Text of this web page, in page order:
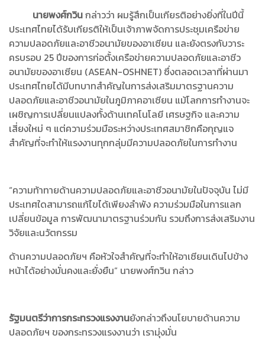
นายพงศ์กวินกล่าวว่า ผมรู้สึกเป็นเกียรติอย่างยิ่งที่ในปีนี้
ประเทศไทยได้รับเกียรติให้เป็นเจ้าภาพจัดการประชุมเครือข่าย
ความปลอดภัยและอาชีวอนามัยของอาเซียน และยังตรงกับวาระ
ครบรอบ 25 ปีของการก่อตั้งเครือข่ายความปลอดภัยและอาชีว
อนามัยของอาเซียน (ASEAN-OSHNET) ซึ่งตลอดเวลาที่ผ่านมา
ประเทศไทยได้มีบทบาทสำคัญในการส่งเสริมมาตรฐานความ
ปลอดภัยและอาชีวอนามัยในภูมิภาคอาเซียน แม้โลกการทำงานจะ
เผชิญการเปลี่ยนแปลงทั้งด้านเทคโนโลยี เศรษฐกิจ และความ
เสี่ยงใหม่ ๆ แต่ความร่วมมือระหว่างประเทศสมาชิกคือกุญแจ
สำคัญที่จะทำให้แรงงานทุกกลุ่มมีความปลอดภัยในการทำงาน
“ความท้าทายด้านความปลอดภัยและอาชีวอนามัยในปัจจุบัน ไม่มี
ประเทศใดสามารถแก้ไขได้เพียงลำพัง ความร่วมมือในการแลก
เปลี่ยนข้อมูล การพัฒนามาตรฐานร่วมกัน รวมถึงการส่งเสริมงาน
วิจัยและนวัตกรรม
ด้านความปลอดภัยฯ คือหัวใจสำคัญที่จะทำให้อาเซียนเดินไปข้าง
หน้าได้อย่างมั่นคงและยั่งยืน” นายพงศ์กวิน กล่าว
รัฐมนตรีว่าการกระทรวงแรงงานยังกล่าวถึงนโยบายด้านความ
ปลอดภัยฯ ของกระทรวงแรงงานว่า เรามุ่งมั่น